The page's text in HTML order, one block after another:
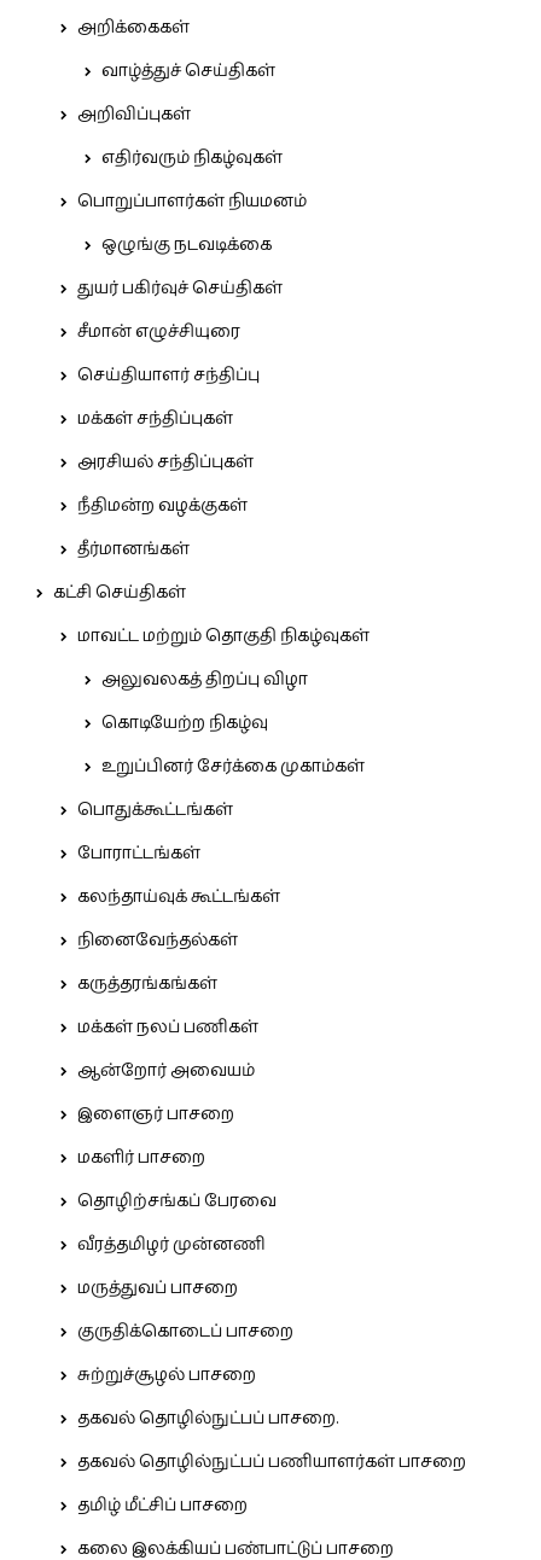
அறிக்கைகள்
வாழ்த்துச் செய்திகள்
அறிவிப்புகள்
எதிர்வரும் நிகழ்வுகள்
பொறுப்பாளர்கள் நியமனம்
ஒழுங்கு நடவடிக்கை
துயர் பகிர்வுச் செய்திகள்
சீமான் எழுச்சியுரை
செய்தியாளர் சந்திப்பு
மக்கள் சந்திப்புகள்
அரசியல் சந்திப்புகள்
நீதிமன்ற வழக்குகள்
தீர்மானங்கள்
கட்சி செய்திகள்
மாவட்ட மற்றும் தொகுதி நிகழ்வுகள்
அலுவலகத் திறப்பு விழா
கொடியேற்ற நிகழ்வு
உறுப்பினர் சேர்க்கை முகாம்கள்
பொதுக்கூட்டங்கள்
போராட்டங்கள்
கலந்தாய்வுக் கூட்டங்கள்
நினைவேந்தல்கள்
கருத்தரங்கங்கள்
மக்கள் நலப் பணிகள்
ஆன்றோர் அவையம்
இளைஞர் பாசறை
மகளிர் பாசறை
தொழிற்சங்கப் பேரவை
வீரத்தமிழர் முன்னணி
மருத்துவப் பாசறை
குருதிக்கொடைப் பாசறை
சுற்றுச்சூழல் பாசறை
தகவல் தொழில்நுட்பப் பாசறை.
தகவல் தொழில்நுட்பப் பணியாளர்கள் பாசறை
தமிழ் மீட்சிப் பாசறை
கலை இலக்கியப் பண்பாட்டுப் பாசறை